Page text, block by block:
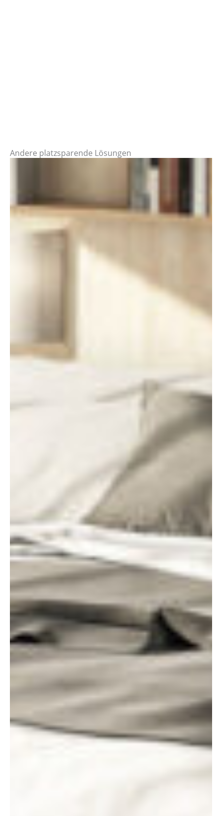
Andere platzsparende Lösungen